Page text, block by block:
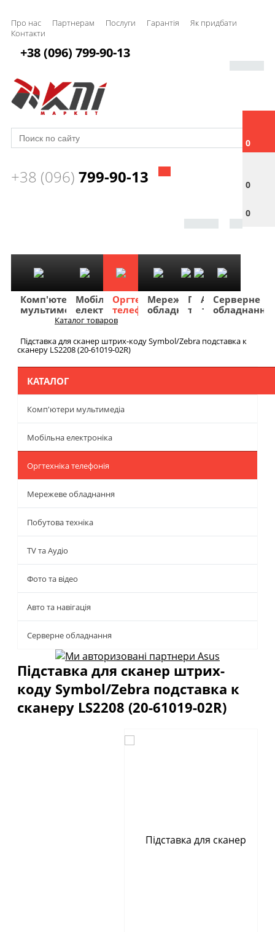
Про нас Партнерам Послуги Гарантія
Як придбати
Контакти
0
0
0
+38 (096) 799-90-13
+38 (096) 799-90-13
Комп'ютери
мультимедіа
Мобільна
електроніка
Оргтехніка
телефонія
Мережеве
обладнання
Побутова
техніка
TV
та
Фото
та
Авто
та
Серверне
обладнання
Каталог товаров
Підставка для сканер штрих-коду Symbol/Zebra подставка к
сканеру LS2208 (20-61019-02R)
КАТАЛОГ
Комп'ютери мультимедіа
Мобільна електроніка
Оргтехніка телефонія
Мережеве обладнання
Побутова техніка
TV та Аудіо
Фото та відео
Авто та навігація
Серверне обладнання
Підставка для сканер штрих-
коду Symbol/Zebra подставка к
сканеру LS2208 (20-61019-02R)